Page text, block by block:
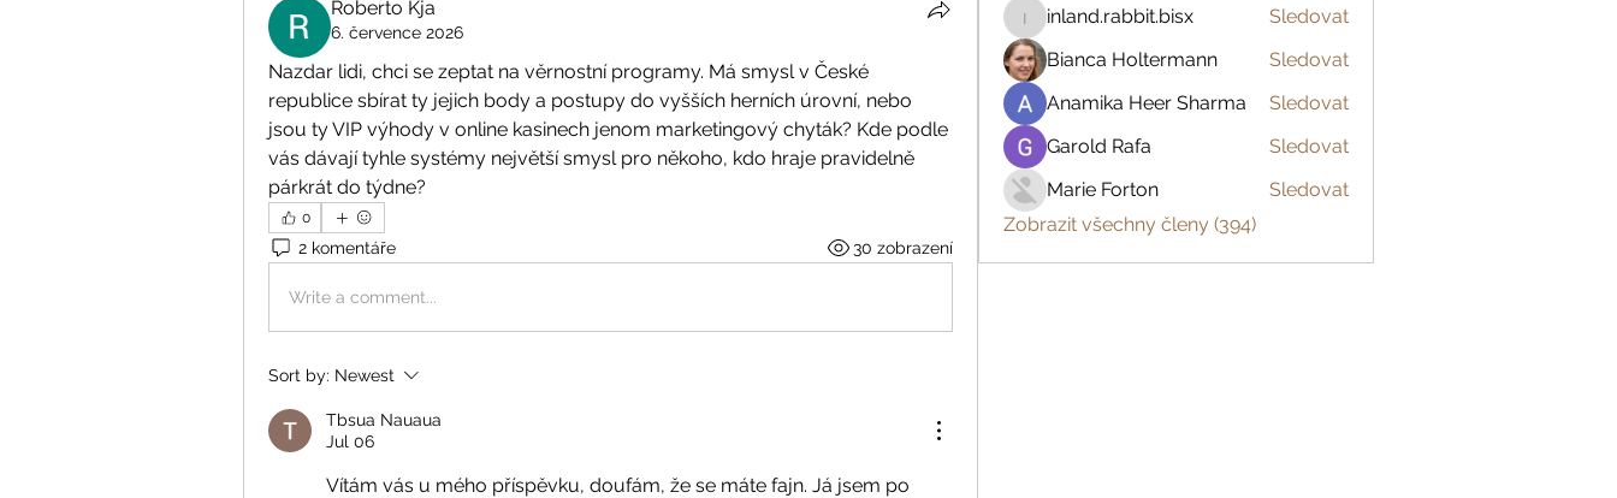
Roberto Kja
6. července 2026
Nazdar lidi, chci se zeptat na věrnostní programy. Má smysl v České
republice sbírat ty jejich body a postupy do vyšších herních úrovní, nebo
jsou ty VIP výhody v online kasinech jenom marketingový chyták? Kde podle
vás dávají tyhle systémy největší smysl pro někoho, kdo hraje pravidelně
párkrát do týdne?
0
2 komentáře 30 zobrazení
Write a comment...
Sort by: Newest
Tbsua Nauaua
Jul 06
Vítám vás u mého příspěvku, doufám, že se máte fajn. Já jsem po
inland.rabbit.bisx
inland.rabbit.bisx
Sledovat
Bianca Holtermann
Sledovat
Anamika Heer Sharma
Sledovat
Garold Rafa
Sledovat
Marie Forton
Sledovat
Zobrazit všechny členy (394)